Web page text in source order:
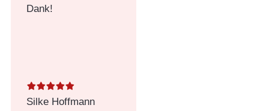
Dank!
Silke Hoffmann